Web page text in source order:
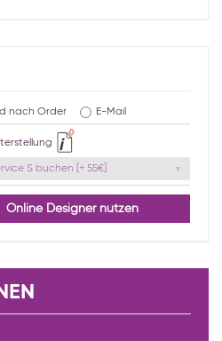
nach Order E-Mail
S buchen [+ 55€]
Online Designer nutzen